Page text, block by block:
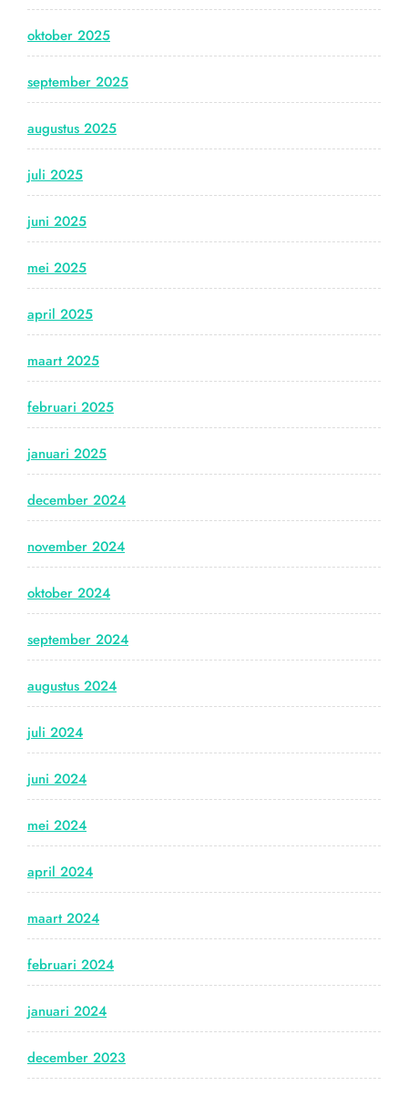
oktober 2025
september 2025
augustus 2025
juli 2025
juni 2025
mei 2025
april 2025
maart 2025
februari 2025
januari 2025
december 2024
november 2024
oktober 2024
september 2024
augustus 2024
juli 2024
juni 2024
mei 2024
april 2024
maart 2024
februari 2024
januari 2024
december 2023